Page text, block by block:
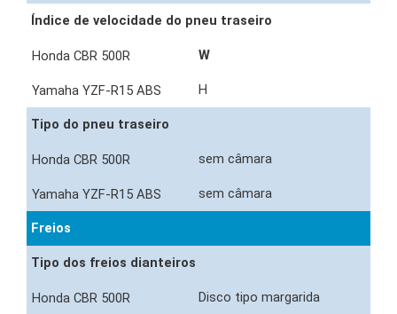
Índice de velocidade do pneu traseiro
W
H
Tipo do pneu traseiro
sem câmara
sem câmara
Freios
Tipo dos freios dianteiros
Disco tipo margarida